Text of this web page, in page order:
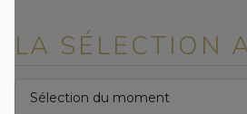
LA SÉLECTION
Sélection du moment